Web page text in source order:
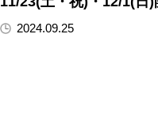
2024.09.25